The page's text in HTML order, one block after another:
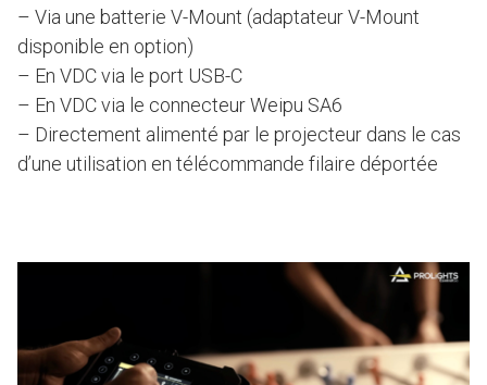
– Via une batterie V-Mount (adaptateur V-Mount
disponible en option)
– En VDC via le port USB-C
– En VDC via le connecteur Weipu SA6
– Directement alimenté par le projecteur dans le cas
d’une utilisation en télécommande filaire déportée